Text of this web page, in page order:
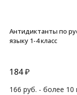
Антидиктанты по
языку 1-4 класс
184₽
166 руб. - более 10